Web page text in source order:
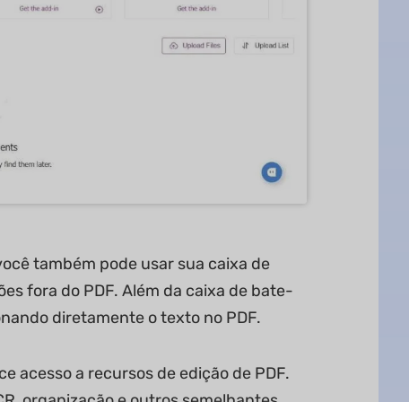
também pode usar sua caixa de
fora do PDF. Além da caixa de bate-
diretamente o texto no PDF.
acesso a recursos de edição de PDF.